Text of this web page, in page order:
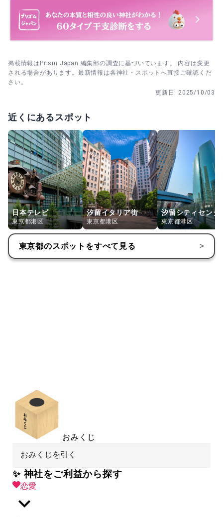
掲載情報はPrism Japan 編集部の調査に基づいています。 内容は変更
される場合があります。最新情報は各神社・スポットへ直接ご確認くだ
さい。
更新日: 2025/10/03
近くにあるスポット
日本テレビ
東京都港区
汐留イタリア街
東京都港区
汐留シティセンタ
東京都港区
東京都のスポットをすべて見る >
おみくじ
おみくじを引く
✨ 神社をご利益から探す
恋愛